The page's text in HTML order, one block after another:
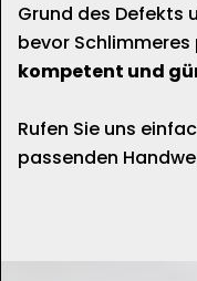
Grund des Defekts
bevor
kompetent und
Rufen Sie uns
passenden